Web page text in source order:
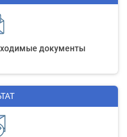
документы